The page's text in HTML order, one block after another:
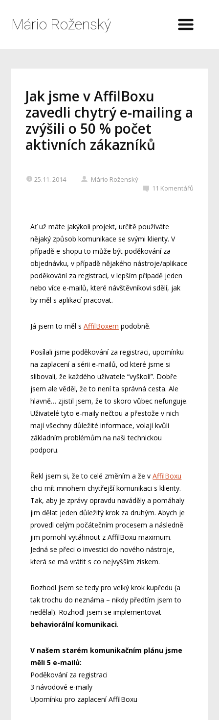
Mário Roženský
Jak jsme v AffilBoxu
zavedli chytrý e-mailing a
zvýšili o 50 % počet
aktivních zákazníků
25.11. 2014
Mário Roženský
11 Komentářů
Ať už máte jakýkoli projekt, určitě používáte
nějaký způsob komunikace se svými klienty. V
případě e-shopu to může být poděkování za
objednávku, v případě nějakého nástroje/aplikace
poděkování za registraci, v lepším případě jeden
nebo více e-mailů, které návštěvníkovi sdělí, jak
by měl s aplikací pracovat.
Já jsem to měl sAffilBoxem podobně.
Posílali jsme poděkování za registraci, upomínku
na zaplacení a sérii e-mailů, od které jsme si
slibovali, že každého uživatele “vyškolí”. Dobře
jsem ale věděl, že to není ta správná cesta. Ale
hlavně… zjistil jsem, že to skoro vůbec nefunguje.
Uživatelé tyto e-maily nečtou a přestože v nich
mají všechny důležité informace, volají kvůli
základním problémům na naši technickou
podporu.
Řekl jsem si, že to celé změním a že vAffilBoxu
chci mít mnohem chytřejší komunikaci s klienty.
Tak, aby je zprávy opravdu naváděly a pomáhaly
jim dělat jeden důležitý krok za druhým. Abych je
provedl celým počátečním procesem a následně
jim pomohl vytáhnout z AffilBoxu maximum.
Jedná se přeci o investici do nového nástroje,
která se má vrátit s co nejvyšším ziskem.
Rozhodl jsem se tedy pro velký krok kupředu (a
tak trochu do neznáma – nikdy předtím jsem to
nedělal). Rozhodl jsem se implementovat
behaviorální komunikaci.
V našem starém komunikačním plánu jsme
měli 5 e-mailů:
Poděkování za registraci
3 návodové e-maily
Upomínku pro zaplacení AffilBoxu